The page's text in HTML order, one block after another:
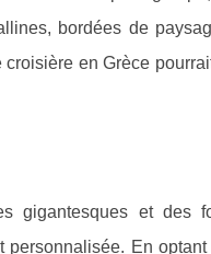
bordées de
en Grèce
gigantesques et des
personnalisée. En optant